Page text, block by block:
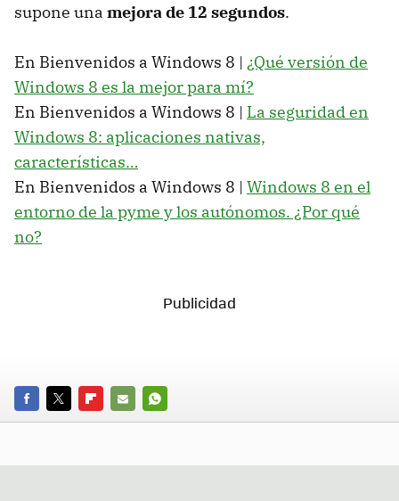
supone una mejora de 12 segundos.
En Bienvenidos a Windows 8 | ¿Qué versión de
Windows 8 es la mejor para mí?
En Bienvenidos a Windows 8 | La seguridad en
Windows 8: aplicaciones nativas,
características…
En Bienvenidos a Windows 8 | Windows 8 en el
entorno de la pyme y los autónomos. ¿Por qué
no?
FACEBOOK
TWITTERFLIPBOARD
E-
WHATSAPP